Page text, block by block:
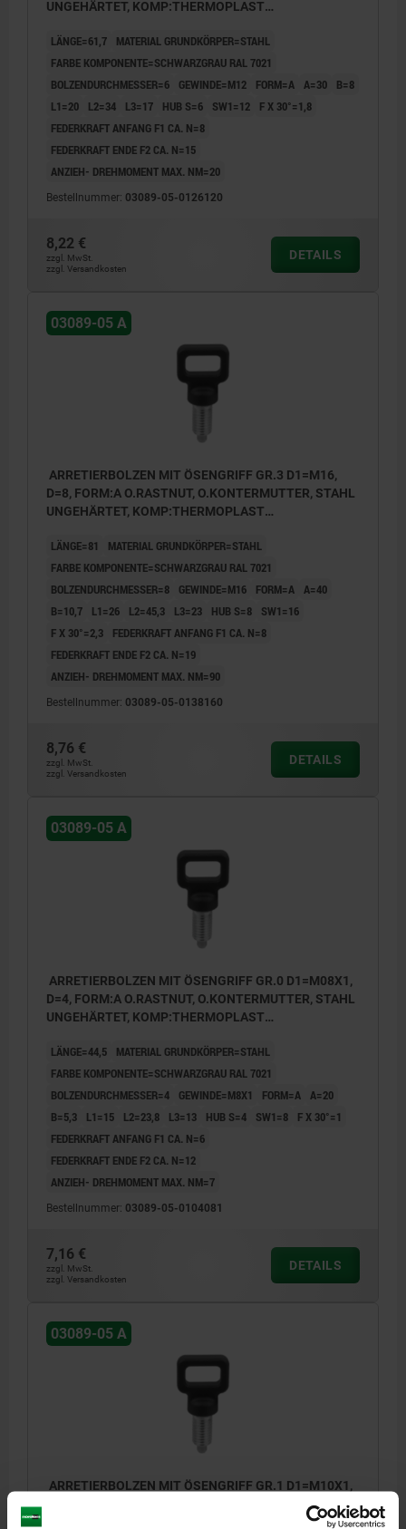
UNGEHÄRTET, KOMP:THERMOPLAST
LÄNGE=61,7
MATERIAL GRUNDKÖRPER=STAHL
FARBE KOMPONENTE=SCHWARZGRAU RAL 7021
BOLZENDURCHMESSER=6
GEWINDE=M12 FORM=A A=30
B=8
L1=20
L2=34 L3=17 HUB S=6 SW1=12
F X 30°=1,8
FEDERKRAFT ANFANG F1 CA. N=8
FEDERKRAFT ENDE F2 CA. N=15
ANZIEH- DREHMOMENT MAX. NM=20
Bestellnummer: 03089-05-0126120
8,22 €
zzgl. MwSt.
zzgl. Versandkosten
DETAILS
03089-05 A
ARRETIERBOLZEN MIT ÖSENGRIFF GR.3 D1=M16,
D=8, FORM:A O.RASTNUT, O.KONTERMUTTER, STAHL
UNGEHÄRTET, KOMP:THERMOPLAST
LÄNGE=81
MATERIAL GRUNDKÖRPER=STAHL
FARBE KOMPONENTE=SCHWARZGRAU RAL 7021
BOLZENDURCHMESSER=8
GEWINDE=M16 FORM=A A=40
B=10,7
L1=26 L2=45,3 L3=23 HUB S=8
SW1=16
F X 30°=2,3
FEDERKRAFT ANFANG F1 CA. N=8
FEDERKRAFT ENDE F2 CA. N=19
ANZIEH- DREHMOMENT MAX. NM=90
Bestellnummer: 03089-05-0138160
8,76 €
zzgl. MwSt.
zzgl. Versandkosten
DETAILS
03089-05 A
ARRETIERBOLZEN MIT ÖSENGRIFF GR.0 D1=M08X1,
D=4, FORM:A O.RASTNUT, O.KONTERMUTTER, STAHL
UNGEHÄRTET, KOMP:THERMOPLAST
LÄNGE=44,5
MATERIAL GRUNDKÖRPER=STAHL
FARBE KOMPONENTE=SCHWARZGRAU RAL 7021
BOLZENDURCHMESSER=4
GEWINDE=M8X1 FORM=A
A=20
B=5,3
L1=15 L2=23,8 L3=13 HUB S=4 SW1=8
F X 30°=1
FEDERKRAFT ANFANG F1 CA. N=6
FEDERKRAFT ENDE F2 CA. N=12
ANZIEH- DREHMOMENT MAX. NM=7
Bestellnummer: 03089-05-0104081
7,16 €
zzgl. MwSt.
zzgl. Versandkosten
DETAILS
03089-05 A
ARRETIERBOLZEN MIT ÖSENGRIFF GR.1 D1=M10X1,
D=5, FORM:A O.RASTNUT, O.KONTERMUTTER, STAHL